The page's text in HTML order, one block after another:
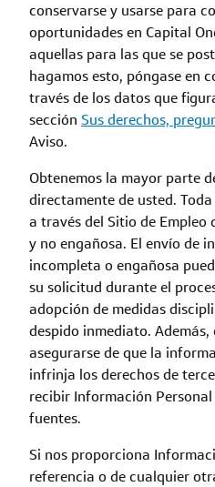
conservarse y usarse para
oportunidades en Capital
aquellas para las que se
hagamos esto, póngase en
través de los datos que
sección Sus derechos,
Aviso.
Obtenemos la mayor parte
directamente de usted.
a través del Sitio de Empleo
y no engañosa. El envío de
incompleta o engañosa
su solicitud durante el
adopción de medidas
despido inmediato. Además,
asegurarse de que la
infrinja los derechos de
recibir Información
fuentes.
Si nos proporciona
referencia o de cualquier